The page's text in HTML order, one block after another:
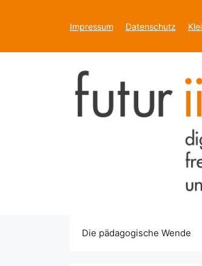
Impressum Datenschutz
Die pädagogische Wende